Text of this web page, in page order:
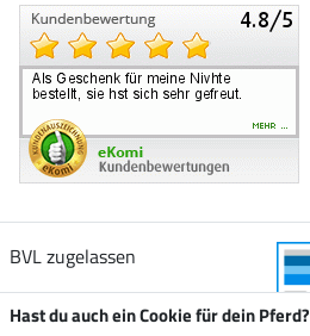
BVL zugelassen
Hast du auch ein Cookie für dein Pferd?